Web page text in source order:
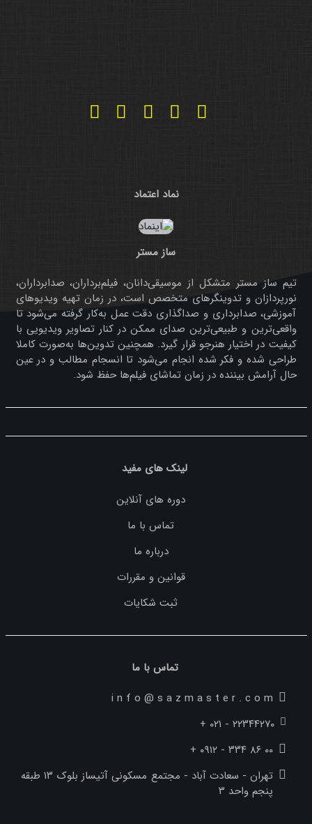
نماد اعتماد
ساز مستر
تیم ساز مستر متشکل از موسیقی‌دانان، فیلم‌برداران، صدابرداران،
نورپردازان و تدوینگرهای متخصص است، در زمان تهیه ویدیوهای
آموزشی، صدابرداری و صداگذاری دقت عمل به‌کار گرفته می‌شود تا
واقعی‌ترین و طبیعی‌ترین صدای ممکن در کنار تصاویر ویدیویی با
کیفیت در اختیار هنرجو قرار گیرد. همچنین تدوین‌ها به‌صورت کاملا
طراحی شده و فکر شده انجام می‌شود تا انسجام مطالب و در عین
حال آرامش بیننده در زمان تماشای فیلم‌ها حفظ شود.
لینک های مفید
دوره های آنلاین
تماس با ما
درباره ما
قوانین و مقررات
ثبت شکایات
تماس با ما
i n f o @ s a z m a s t e r . c o m
+ ۰۲۱ - ۲۲۳۴۴۲۷۰
+ ۰۹۱۲ - ۳۳۴ ۸۶ ۰۰
تهران - سعادت آباد - مجتمع مسکونی آتیساز بلوک ۱۳ طبقه
پنجم واحد ۳